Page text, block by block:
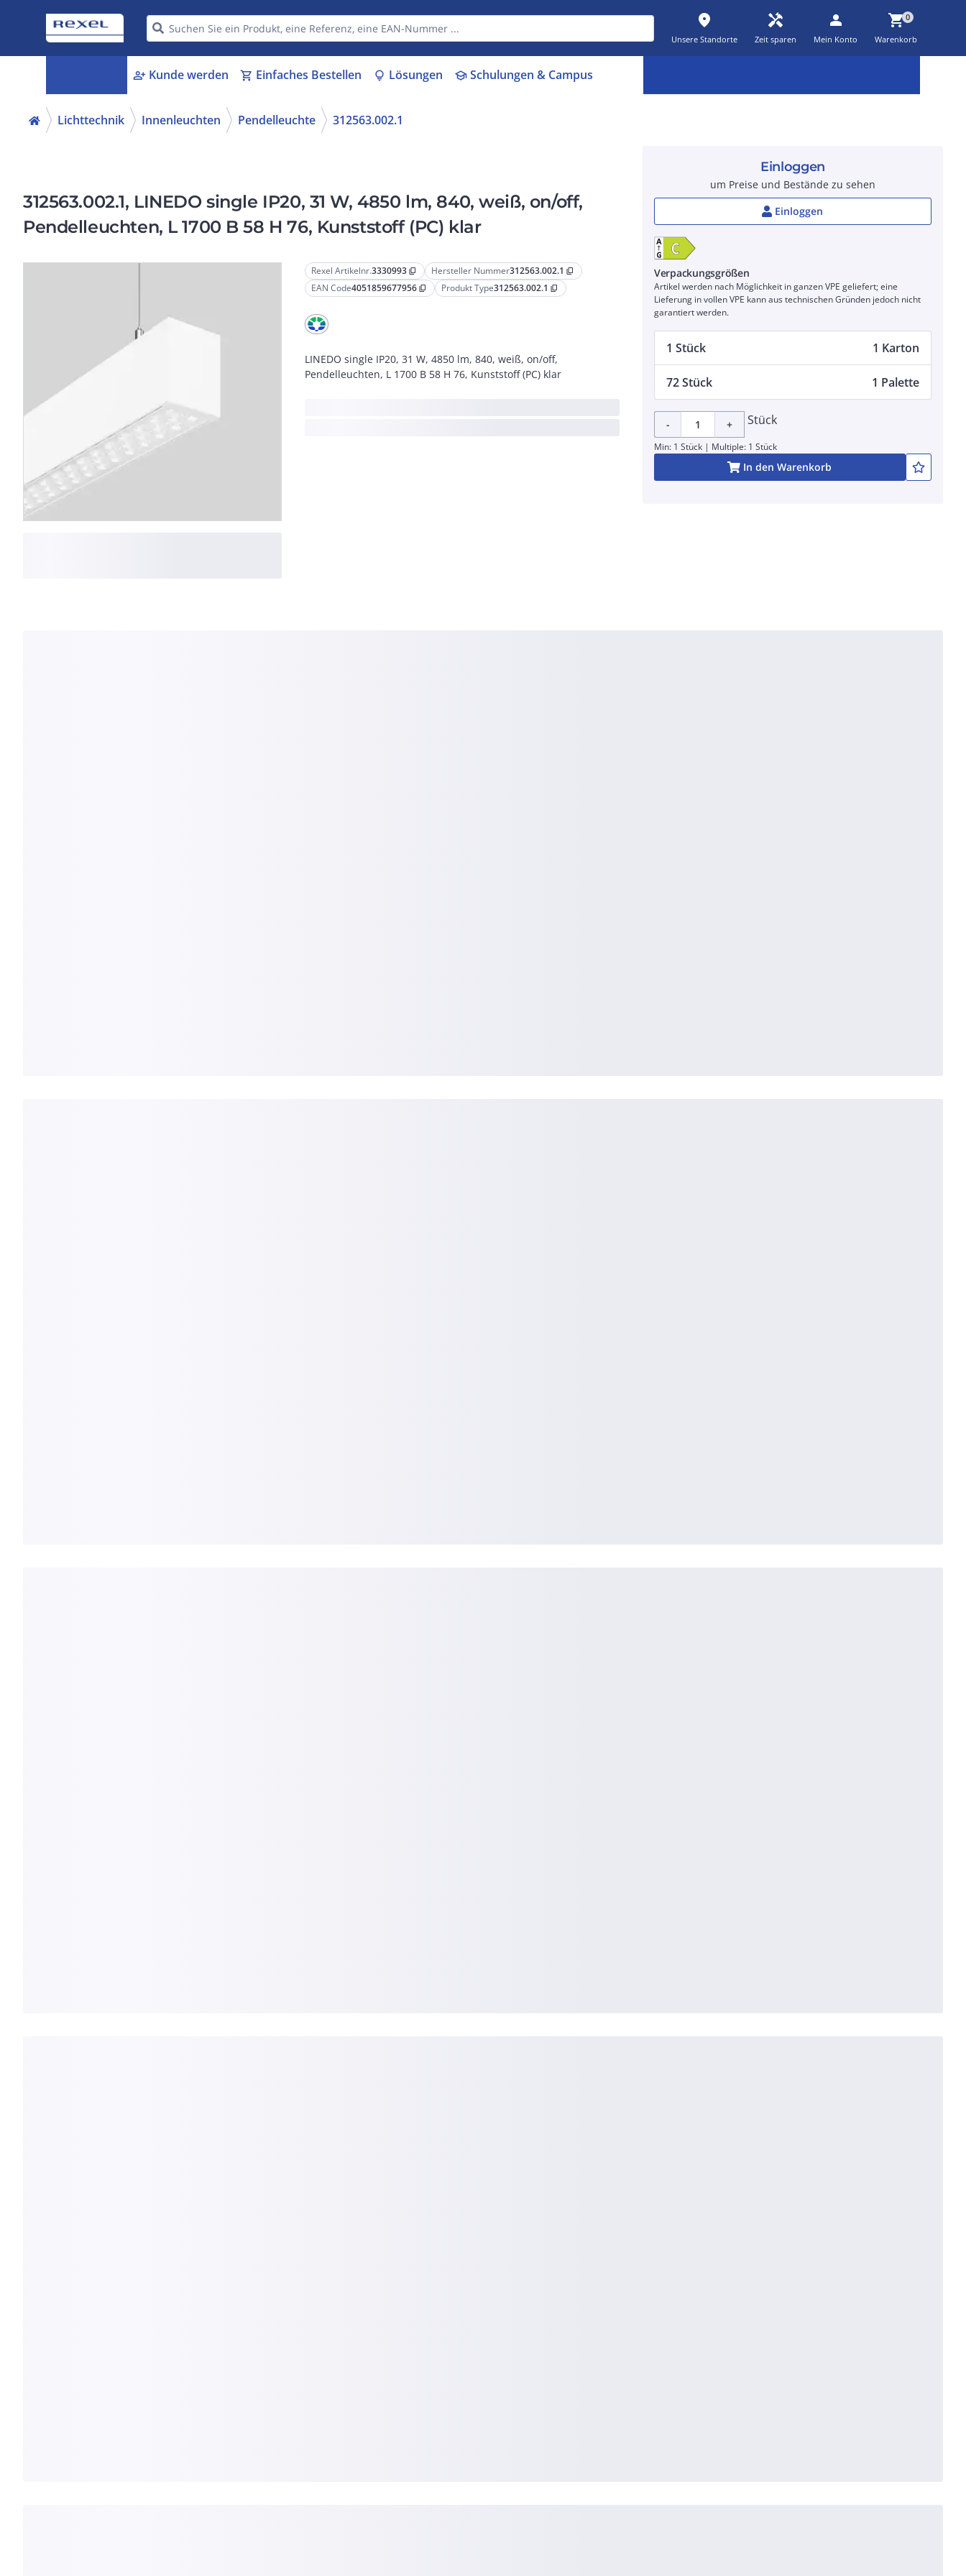
place
Unsere Standorte
handyman
Zeit sparen
person
Mein Konto
shopping_cart0
Warenkorb
person_add Kunde werden shopping_cart Einfaches Bestellen lightbulb Lösungen schoolSchulungen & Campus
Lichttechnik Innenleuchten Pendelleuchte 312563.002.1
312563.002.1, LINEDO single IP20, 31 W, 4850 lm, 840, weiß, on/off,
Pendelleuchten, L 1700 B 58 H 76, Kunststoff (PC) klar
Rexel Artikelnr.3330993 content_copy Hersteller Nummer312563.002.1 content_copy
EAN Code4051859677956 content_copy Produkt Type312563.002.1 content_copy
LINEDO single IP20, 31 W, 4850 lm, 840, weiß, on/off,
Pendelleuchten, L 1700 B 58 H 76, Kunststoff (PC) klar
Einloggen
um Preise und Bestände zu sehen
Einloggen
Verpackungsgrößen
Artikel werden nach Möglichkeit in ganzen VPE geliefert; eine
Lieferung in vollen VPE kann aus technischen Gründen jedoch nicht
garantiert werden.
1 Stück 1 Karton
72 Stück 1 Palette
- + Stück
Min: 1 Stück | Multiple: 1 Stück
In den Warenkorb